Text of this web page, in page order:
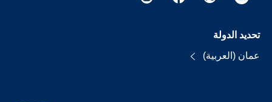
تحديد الدولة
عمان (العربية)